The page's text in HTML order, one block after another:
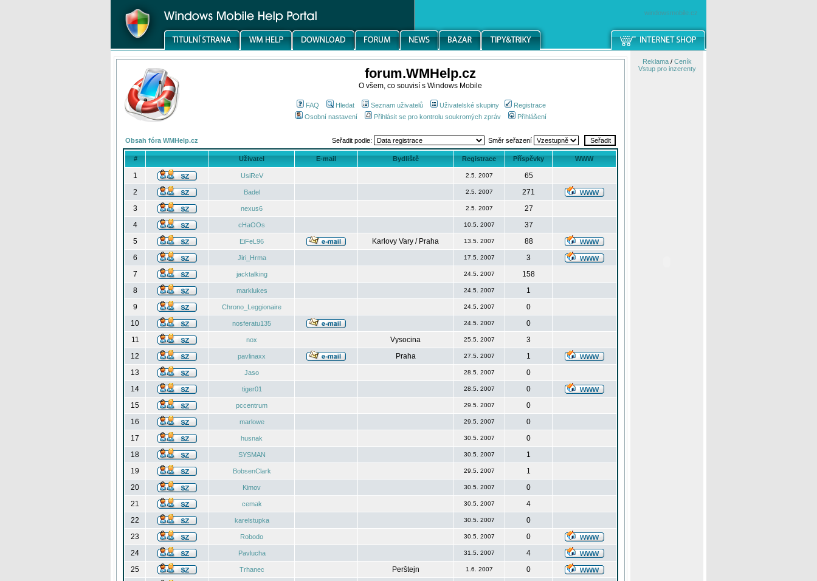
windowsmobile.cz
forum.WMHelp.cz
O všem, co souvisí s Windows Mobile
FAQ Hledat Seznam uživatelů Uživatelské skupiny
Registrace
Osobní nastavení
Přihlásit se pro kontrolu soukromých zpráv Přihlášení
Obsah fóra WMHelp.cz Seřadit podle: Směr seřazení
# Uživatel E-mail Bydliště Registrace Příspěvky WWW
1 UsiReV 2.5. 2007
65
2
Badel 2.5. 2007
271
3
nexus6 2.5. 2007
27
4
cHaOOs 10.5. 2007
37
5
EiFeL96 Karlovy Vary / Praha 13.5. 2007
88
6
Jiri_Hrma 17.5. 2007
3
7
jacktalking 24.5. 2007
158
8
marklukes 24.5. 2007
1
9
Chrono_Leggionaire 24.5. 2007
0
10
nosferatu135 24.5. 2007
0
11
nox Vysocina 25.5. 2007
3
12
pavlinaxx Praha 27.5. 2007
1
13
Jaso 28.5. 2007
0
14
tiger01 28.5. 2007
0
15
pccentrum 29.5. 2007
0
16
marlowe 29.5. 2007
0
17
husnak 30.5. 2007
0
18
SYSMAN 30.5. 2007
1
19
BobsenClark 29.5. 2007
1
20
Kimov 30.5. 2007
0
21
cemak 30.5. 2007
4
22
karelstupka 30.5. 2007
0
23
Robodo 30.5. 2007
0
24
Pavlucha 31.5. 2007
4
25
Trhanec Perštejn 1.6. 2007
0
Reklama/ Ceník
Vstup pro inzerenty